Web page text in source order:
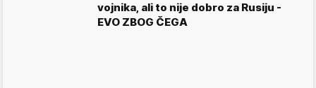
vojnika, ali to nije dobro za Rusiju -
EVO ZBOG ČEGA